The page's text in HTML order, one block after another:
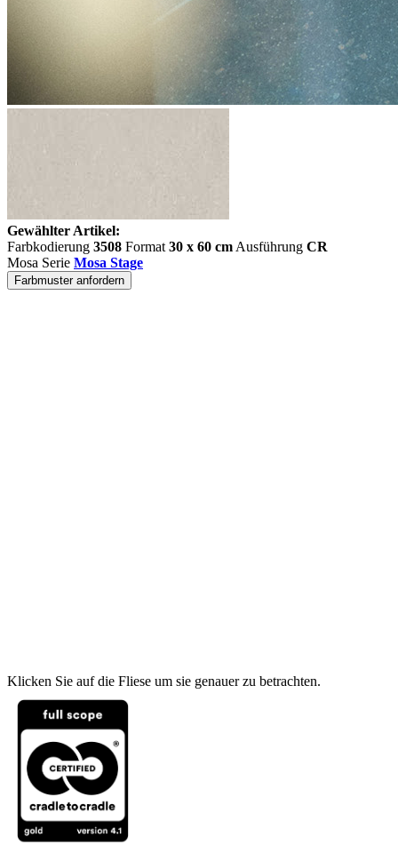
Gewählter Artikel:
Farbkodierung 3508 Format 30 x 60 cm Ausführung CR
Mosa Serie Mosa Stage
Farbmuster anfordern
Klicken Sie auf die Fliese um sie genauer zu betrachten.